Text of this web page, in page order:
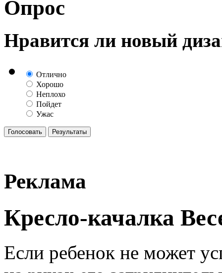
Опрос
Нравится ли новый
Отлично
Хорошо
Неплохо
Пойдет
Ужас
Реклама
Кресло-качалка
Если ребенок не может